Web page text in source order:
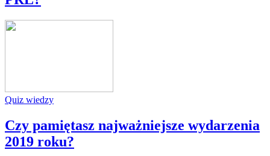
Quiz wiedzy
Czy pamiętasz najważniejsze wydarzenia
2019 roku?